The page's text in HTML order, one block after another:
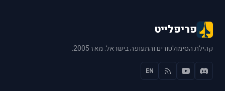
פריפלייט
קהילת הסימולטורים והתעופה בישראל. מאז 2005.
EN